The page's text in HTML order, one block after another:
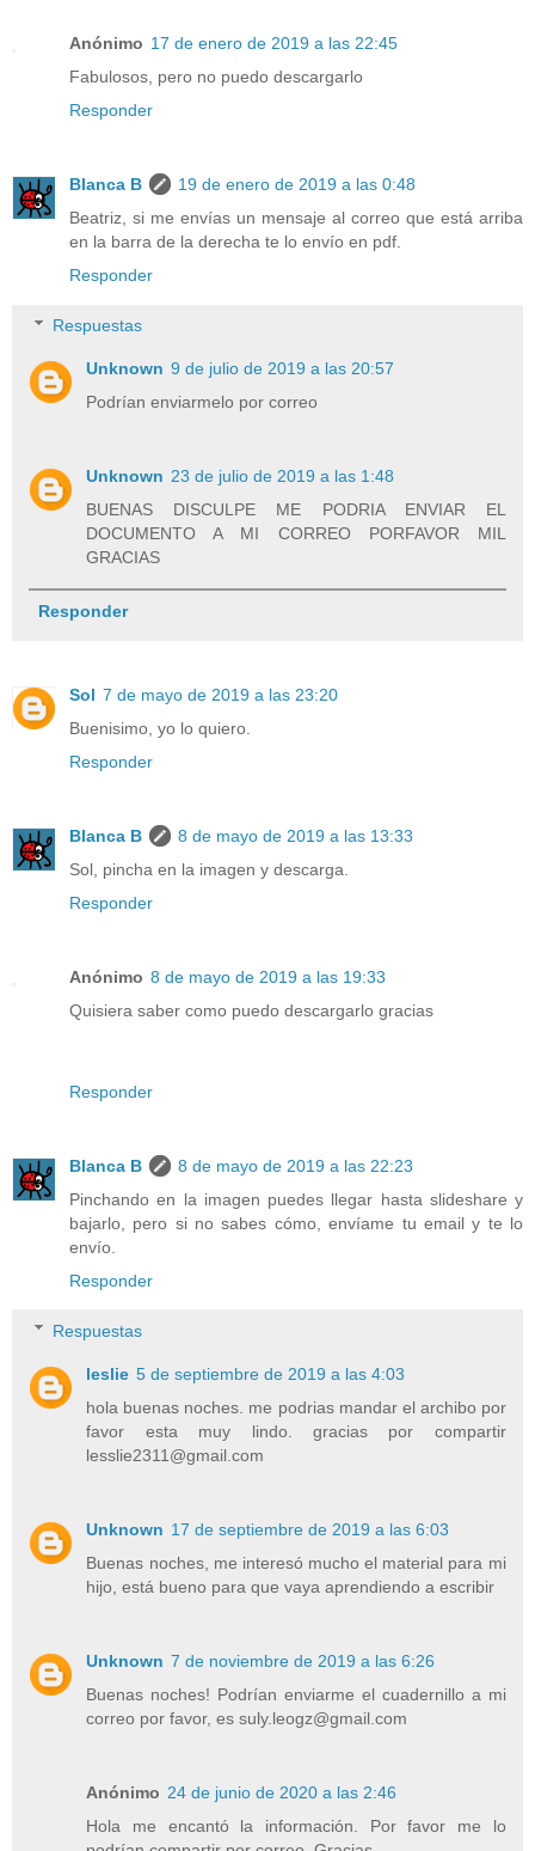
Anónimo 17 de enero de 2019 a las 22:45
Fabulosos, pero no puedo descargarlo
Responder
Blanca B
19 de enero de 2019 a las 0:48
Beatriz, si me envías un mensaje al correo que está arriba
en la barra de la derecha te lo envío en pdf.
Responder
Respuestas
Unknown 9 de julio de 2019 a las 20:57
Podrían enviarmelo por correo
Unknown 23 de julio de 2019 a las 1:48
BUENAS DISCULPE ME PODRIA ENVIAR EL
DOCUMENTO A MI CORREO PORFAVOR MIL
GRACIAS
Responder
Sol 7 de mayo de 2019 a las 23:20
Buenisimo, yo lo quiero.
Responder
Blanca B
8 de mayo de 2019 a las 13:33
Sol, pincha en la imagen y descarga.
Responder
Anónimo 8 de mayo de 2019 a las 19:33
Quisiera saber como puedo descargarlo gracias
Responder
Blanca B
8 de mayo de 2019 a las 22:23
Pinchando en la imagen puedes llegar hasta slideshare y
bajarlo, pero si no sabes cómo, envíame tu email y te lo
envío.
Responder
Respuestas
leslie 5 de septiembre de 2019 a las 4:03
hola buenas noches. me podrias mandar el archibo por
favor esta muy lindo. gracias por compartir
lesslie2311@gmail.com
Unknown 17 de septiembre de 2019 a las 6:03
Buenas noches, me interesó mucho el material para mi
hijo, está bueno para que vaya aprendiendo a escribir
Unknown 7 de noviembre de 2019 a las 6:26
Buenas noches! Podrían enviarme el cuadernillo a mi
correo por favor, es suly.leogz@gmail.com
Anónimo 24 de junio de 2020 a las 2:46
Hola me encantó la información. Por favor me lo